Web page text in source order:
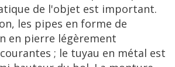
de l'objet est important.
, les pipes en forme de
en pierre légèrement
courantes ; le tuyau en métal est